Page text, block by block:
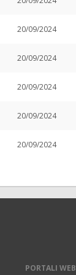
20/09/2024
20/09/2024
20/09/2024
20/09/2024
20/09/2024
PORTALI WEB